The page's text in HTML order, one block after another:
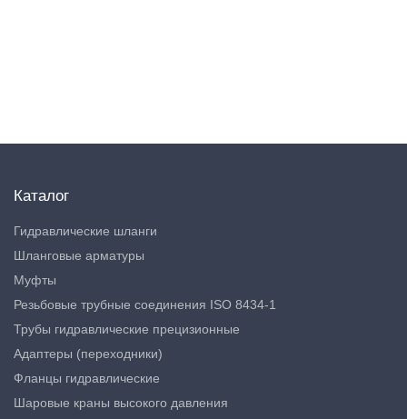
Каталог
Гидравлические шланги
Шланговые арматуры
Муфты
Резьбовые трубные соединения ISO 8434-1
Трубы гидравлические прецизионные
Адаптеры (переходники)
Фланцы гидравлические
Шаровые краны высокого давления